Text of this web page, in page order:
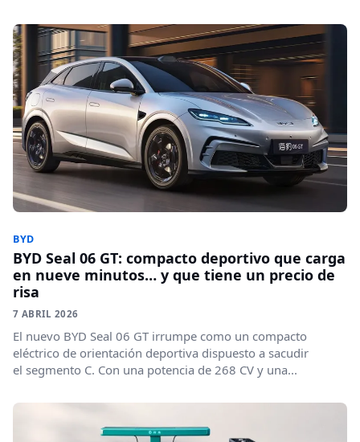
BYD
BYD Seal 06 GT: compacto deportivo que carga
en nueve minutos… y que tiene un precio de
risa
7 ABRIL 2026
El nuevo BYD Seal 06 GT irrumpe como un compacto
eléctrico de orientación deportiva dispuesto a sacudir
el segmento C. Con una potencia de 268 CV y una...